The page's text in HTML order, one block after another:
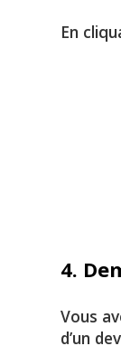
En
4.
Vous
d’un